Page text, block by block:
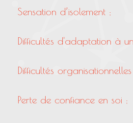
Sensation d’isolement ;
Difficultés d'adaptation à
Difficultés
Perte de confiance en soi ;